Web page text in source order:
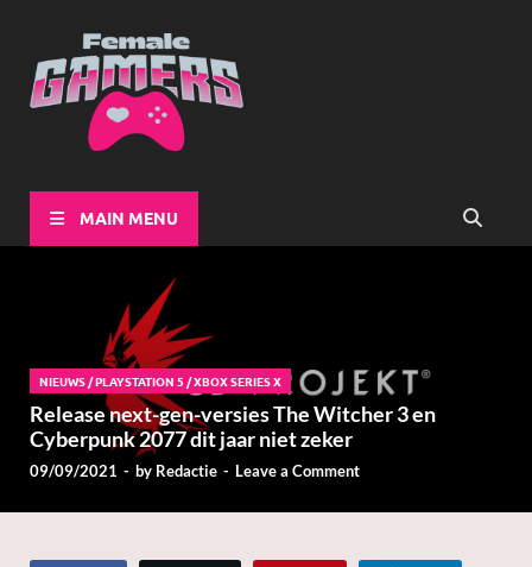
MAIN MENU
NIEUWS /PLAYSTATION 5 /XBOX SERIES X
Release next-gen-versies The Witcher 3 en
Cyberpunk 2077 dit jaar niet zeker
09/09/2021 - by Redactie - Leave a Comment